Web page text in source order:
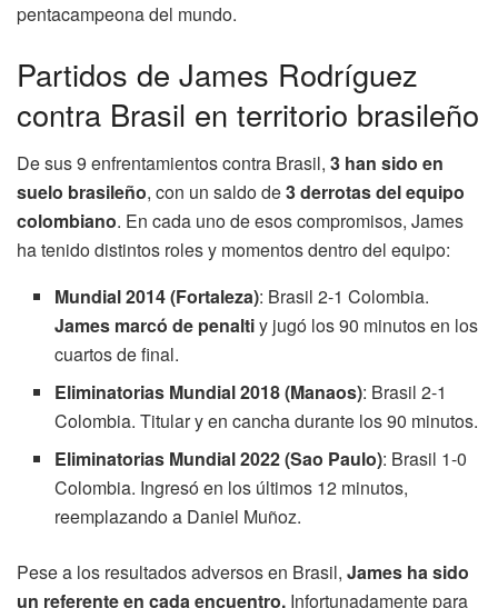
pentacampeona del mundo.
Partidos de James Rodríguez
contra Brasil en territorio brasileño
De sus 9 enfrentamientos contra Brasil, 3 han sido en
suelo brasileño, con un saldo de3 derrotas del equipo
colombiano. En cada uno de esos compromisos, James
ha tenido distintos roles y momentos dentro del equipo:
Mundial 2014 (Fortaleza): Brasil 2-1 Colombia.
James marcó de penaltiy jugó los 90 minutos en los
cuartos de final.
Eliminatorias Mundial 2018 (Manaos): Brasil 2-1
Colombia. Titular y en cancha durante los 90 minutos.
Eliminatorias Mundial 2022 (Sao Paulo): Brasil 1-0
Colombia. Ingresó en los últimos 12 minutos,
reemplazando a Daniel Muñoz.
Pese a los resultados adversos en Brasil, James ha sido
un referente en cada encuentro. Infortunadamente para